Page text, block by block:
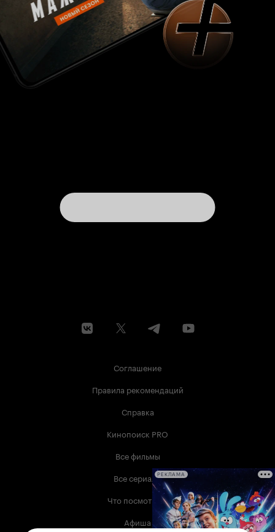
Соглашение
Правила рекомендаций
Справка
Кинопоиск PRO
Все фильмы
Все сериалы
Что посмотреть
Афиша
РЕКЛАМА